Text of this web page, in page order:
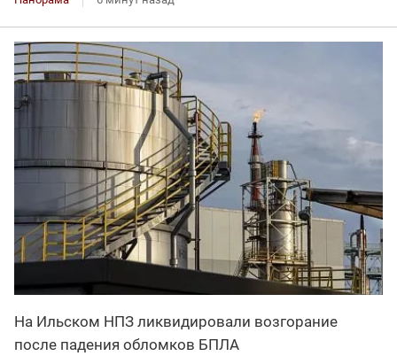
На Ильском НПЗ ликвидировали возгорание
после падения обломков БПЛА